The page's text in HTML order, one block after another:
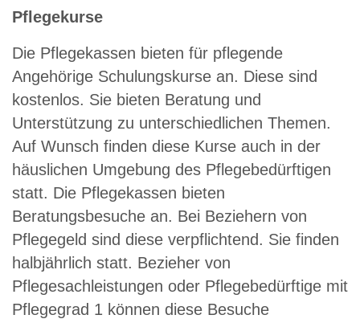
Pflegekurse
Die Pflegekassen bieten für pflegende
Angehörige Schulungskurse an. Diese sind
kostenlos. Sie bieten Beratung und
Unterstützung zu unterschiedlichen Themen.
Auf Wunsch finden diese Kurse auch in der
häuslichen Umgebung des Pflegebedürftigen
statt. Die Pflegekassen bieten
Beratungsbesuche an. Bei Beziehern von
Pflegegeld sind diese verpflichtend. Sie finden
halbjährlich statt. Bezieher von
Pflegesachleistungen oder Pflegebedürftige mit
Pflegegrad 1 können diese Besuche